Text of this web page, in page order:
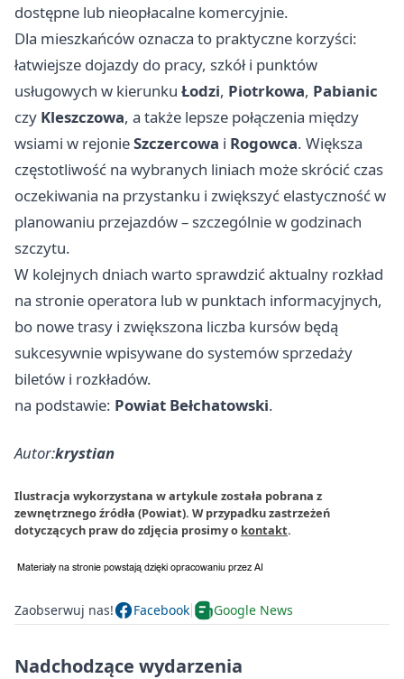
dostępne lub nieopłacalne komercyjnie.
Dla mieszkańców oznacza to praktyczne korzyści:
łatwiejsze dojazdy do pracy, szkół i punktów
usługowych w kierunku Łodzi, Piotrkowa, Pabianic
czy Kleszczowa, a także lepsze połączenia między
wsiami w rejonieSzczercowa i Rogowca. Większa
częstotliwość na wybranych liniach może skrócić czas
oczekiwania na przystanku i zwiększyć elastyczność w
planowaniu przejazdów – szczególnie w godzinach
szczytu.
W kolejnych dniach warto sprawdzić aktualny rozkład
na stronie operatora lub w punktach informacyjnych,
bo nowe trasy i zwiększona liczba kursów będą
sukcesywnie wpisywane do systemów sprzedaży
biletów i rozkładów.
na podstawie: Powiat Bełchatowski.
Autor:krystian
Ilustracja wykorzystana w artykule została pobrana z
zewnętrznego źródła (Powiat). W przypadku zastrzeżeń
dotyczących praw do zdjęcia prosimy o kontakt.
Zaobserwuj nas! Facebook Google News
Nadchodzące wydarzenia